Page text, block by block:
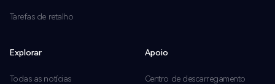
Tarefas de retalho
Explorar
Todas as notícias
Apoio
Centro de descarregamento